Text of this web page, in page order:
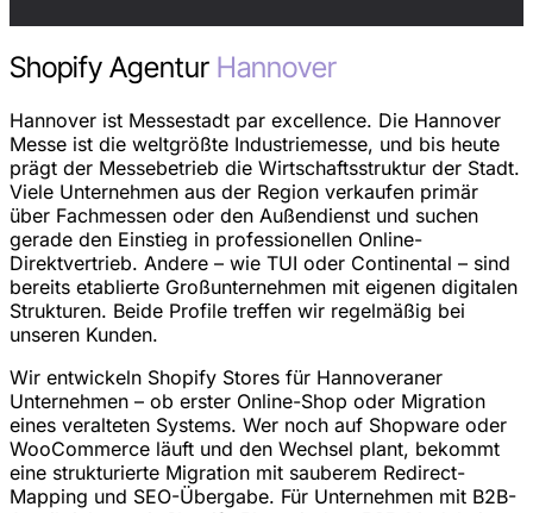
Shopify Agentur Hannover
Hannover ist Messestadt par excellence. Die Hannover
Messe ist die weltgrößte Industriemesse, und bis heute
prägt der Messebetrieb die Wirtschaftsstruktur der Stadt.
Viele Unternehmen aus der Region verkaufen primär
über Fachmessen oder den Außendienst und suchen
gerade den Einstieg in professionellen Online-
Direktvertrieb. Andere – wie TUI oder Continental – sind
bereits etablierte Großunternehmen mit eigenen digitalen
Strukturen. Beide Profile treffen wir regelmäßig bei
unseren Kunden.
Wir entwickeln Shopify Stores für Hannoveraner
Unternehmen – ob erster Online-Shop oder Migration
eines veralteten Systems. Wer noch auf Shopware oder
WooCommerce läuft und den Wechsel plant, bekommt
eine strukturierte Migration mit sauberem Redirect-
Mapping und SEO-Übergabe. Für Unternehmen mit B2B-